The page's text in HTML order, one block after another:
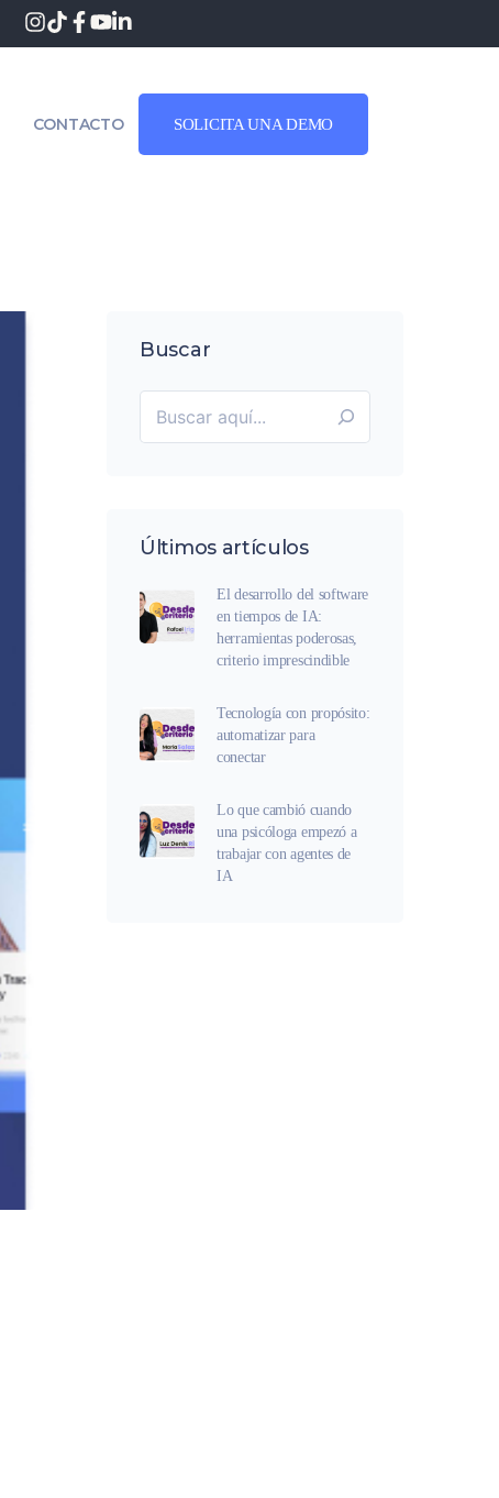
CONTACTO SOLICITA UNA DEMO
Buscar
Últimos artículos
El desarrollo del software
en tiempos de IA:
herramientas poderosas,
criterio imprescindible
Tecnología con propósito:
automatizar para
conectar
Lo que cambió cuando
una psicóloga empezó a
trabajar con agentes de
IA